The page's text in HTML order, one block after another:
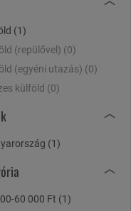
(1)
(repülővel) (0)
(egyéni utazás) (0)
külföld (0)
(1)
60 000 Ft (1)